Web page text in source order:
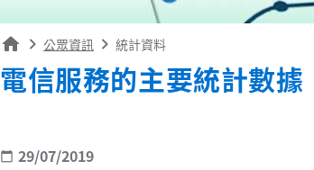
home 公眾資訊 統計資料
電信服務的主要統計數據
calendar_today 29/07/2019